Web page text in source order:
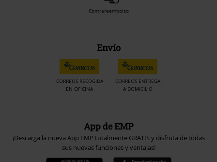
Contrareembolso
Envío
CORREOS RECOGIDA
EN OFICINA
CORREOS ENTREGA
A DOMICILIO
App de EMP
¡Descarga la nueva App EMP totalmente GRATIS y disfruta de todas
sus nuevas funciones y ventajas!